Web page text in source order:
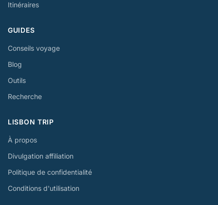
Itinéraires
GUIDES
Conseils voyage
Blog
Outils
Recherche
LISBON TRIP
À propos
Divulgation affiliation
Politique de confidentialité
Conditions d'utilisation